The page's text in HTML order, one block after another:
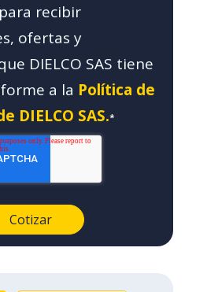
recibir
ofertas y
DIELCO SAS tiene
a la Política de
DIELCO SAS.*